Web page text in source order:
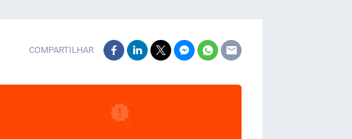
COMPARTILHAR